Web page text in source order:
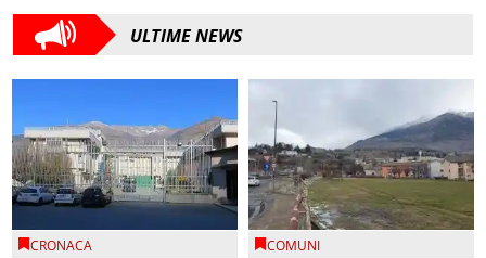
ULTIME NEWS
CRONACA COMUNI